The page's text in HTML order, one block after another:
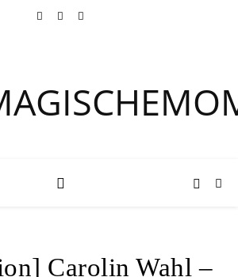
Carolin Wahl –